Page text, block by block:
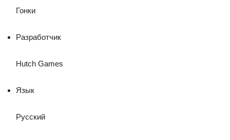
Гонки
Разработчик
Hutch Games
Язык
Русский